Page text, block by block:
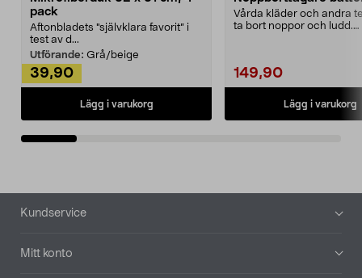
pack
Aftonbladets "självklara favorit” i
test av d...
Utförande: Grå/beige
39,90
Lägg i varukorg
Vårda kläder och andra
ta bort noppor och ludd.
149,90
Lägg i varukorg
Sidfot
Kundservice
Mitt konto